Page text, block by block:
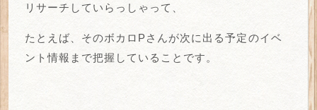
リサーチしていらっしゃって、
たとえば、そのボカロPさんが次に出る予定のイベ
ント情報まで把握していることです。